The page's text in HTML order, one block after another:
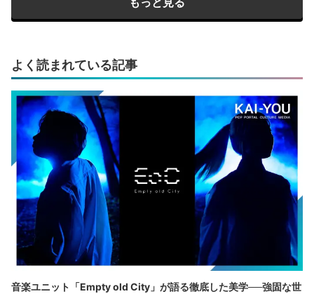
よく読まれている記事
音楽ユニット「Empty old City」が語る徹底した美学──強固な世